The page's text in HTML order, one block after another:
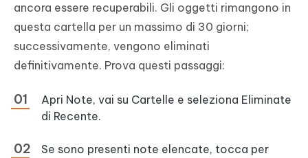
ancora essere recuperabili. Gli oggetti rimangono in
questa cartella per un massimo di 30 giorni;
successivamente, vengono eliminati
definitivamente. Prova questi passaggi:
Apri Note, vai su Cartelle e seleziona Eliminate
di Recente.
Se sono presenti note elencate, tocca per